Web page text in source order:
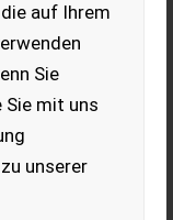
auf Ihrem
Sie
Sie mit uns
unserer
Puch
Puch Mopeds,
gut.